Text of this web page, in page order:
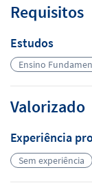
Requisitos
Estudos
Ensino
Valorizado
Experiência
Sem experiência